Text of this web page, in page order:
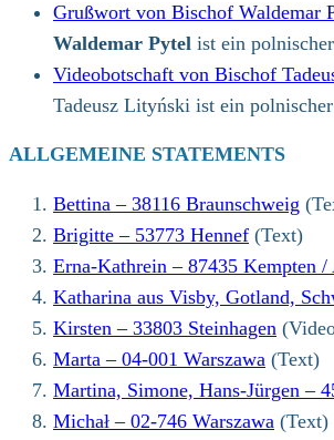
Grußwort von Bischof Waldemar
Waldemar Pytel ist ein
Videobotschaft von Bischof
Tadeusz Lityński ist ein
ALLGEMEINE STATEMENTS
Bettina – 38116 Braunschweig
Brigitte – 53773 Hennef (Text)
Erna-Kathrein – 87435 Kempten
Katharina aus Visby, Gotland,
Kirsten – 33803 Steinhagen
Marta – 04-001 Warszawa (Text)
Martina, Simone, Hans-Jürgen –
Michał – 02-746 Warszawa (Text)